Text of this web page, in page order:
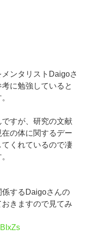
ンタリストDaigoさ
に勉強していると
すが、研究の文献
の体に関するデー
くれているので凄
するDaigoさんの
きますので見てみ